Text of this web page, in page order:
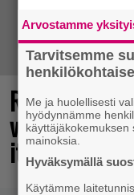
Rakastettu
vuotta,
itsellesi
Arvostamme
Tarvitsemme
Me ja huolellisesti
hyödynnämme
käyttäjäkokemuksen
mainoksia.
Hyväksymällä
Käytämme